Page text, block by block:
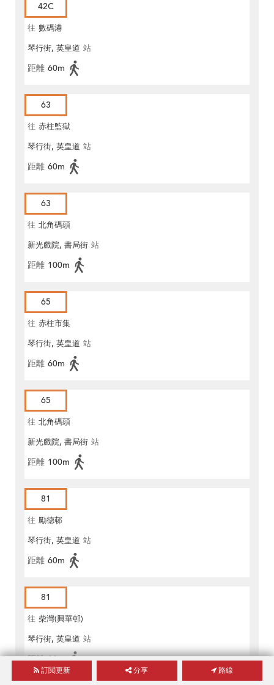
42C
往 數碼港
琴行街, 英皇道 站
距離 60m
63
往 赤柱監獄
琴行街, 英皇道 站
距離 60m
63
往 北角碼頭
新光戲院, 書局街 站
距離 100m
65
往 赤柱市集
琴行街, 英皇道 站
距離 60m
65
往 北角碼頭
新光戲院, 書局街 站
距離 100m
81
往 勵德邨
琴行街, 英皇道 站
距離 60m
81
往 柴灣(興華邨)
琴行街, 英皇道 站
距離 80m
訂閱更新 分享 路線